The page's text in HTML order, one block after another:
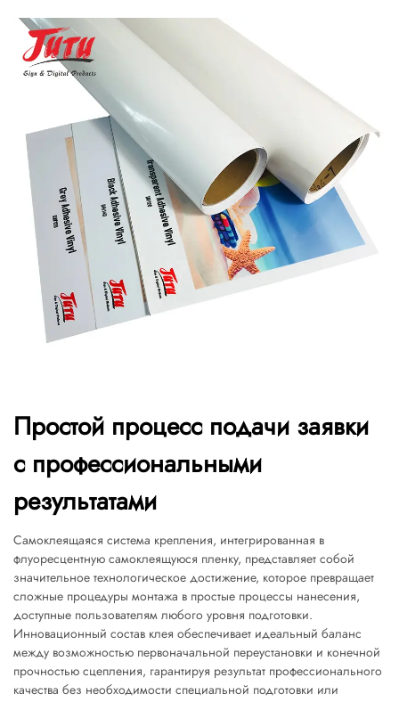
Простой процесс подачи заявки
с профессиональными
результатами
Самоклеящаяся система крепления, интегрированная в
флуоресцентную самоклеящуюся пленку, представляет собой
значительное технологическое достижение, которое превращает
сложные процедуры монтажа в простые процессы нанесения,
доступные пользователям любого уровня подготовки.
Инновационный состав клея обеспечивает идеальный баланс
между возможностью первоначальной переустановки и конечной
прочностью сцепления, гарантируя результат профессионального
качества без необходимости специальной подготовки или